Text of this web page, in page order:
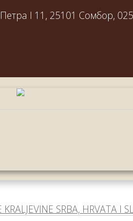
I 11, 25101 Сомбор,
SRBA, HRVATA I